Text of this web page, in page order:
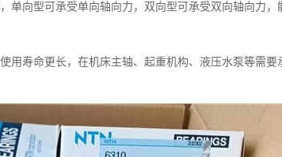
单向型可承受单向轴向力，双向型可承受双向轴向力，
用寿命更长，在机床主轴、起重机构、液压水泵等需要